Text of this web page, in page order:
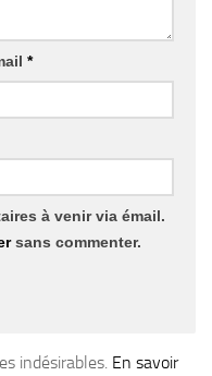
*
à venir via émail.
sans commenter.
indésirables. En savoir